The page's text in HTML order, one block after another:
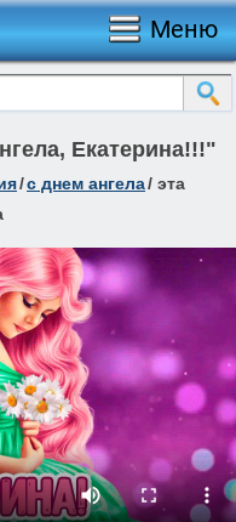
Меню
Екатерина!!!"
/с днем ангела/ эта